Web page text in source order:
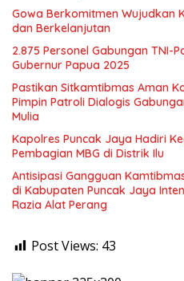
Gowa Berkomitmen Wujudkan
dan Berkelanjutan
2.875 Personel Gabungan TNI-
Gubernur Papua 2025
Pastikan Sitkamtibmas Aman
Pimpin Patroli Dialogis
Mulia
Kapolres Puncak Jaya Hadiri
Pembagian MBG di Distrik Ilu
Antisipasi Gangguan
di Kabupaten Puncak Jaya
Razia Alat Perang
Post Views: 43